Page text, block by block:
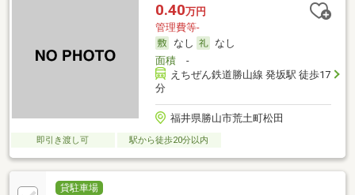
0.40万円
管理費等-
なし
なし
面積-
えちぜん鉄道勝山線 発坂駅 徒歩17
分
福井県勝山市荒土町松田
即引き渡し可 駅から徒歩20分以内
貸駐車場